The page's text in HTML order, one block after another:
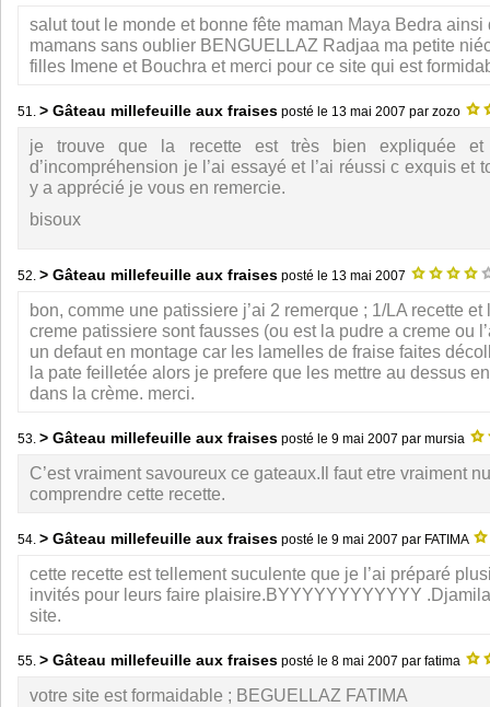
salut tout le monde et bonne fête maman Maya Bedra ainsi
mamans sans oublier BENGUELLAZ Radjaa ma petite
filles Imene et Bouchra et merci pour ce site qui est
51. > Gâteau millefeuille aux fraises posté le 13 mai 2007 par zozo
je trouve que la recette est très bien expliquée
d’incompréhension je l’ai essayé et l’ai réussi c exquis et
y a apprécié je vous en remercie.
bisoux
52. > Gâteau millefeuille aux fraises posté le 13 mai 2007
bon, comme une patissiere j’ai 2 remerque ; 1/LA recette
creme patissiere sont fausses (ou est la pudre a creme ou
un defaut en montage car les lamelles de fraise faites
la pate feilletée alors je prefere que les mettre au dessus
dans la crème. merci.
53. > Gâteau millefeuille aux fraises posté le 9 mai 2007 par mursia
C’est vraiment savoureux ce gateaux.Il faut etre vraiment
comprendre cette recette.
54. > Gâteau millefeuille aux fraises posté le 9 mai 2007 par FATIMA
cette recette est tellement suculente que je l’ai préparé
invités pour leurs faire plaisire.BYYYYYYYYYYYY
site.
55. > Gâteau millefeuille aux fraises posté le 8 mai 2007 par fatima
votre site est formaidable ; BEGUELLAZ FATIMA